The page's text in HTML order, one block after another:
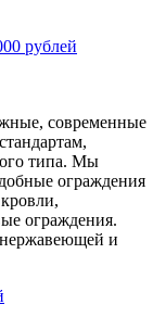
рублей
современные
типа. Мы
ограждения
ограждения.
и